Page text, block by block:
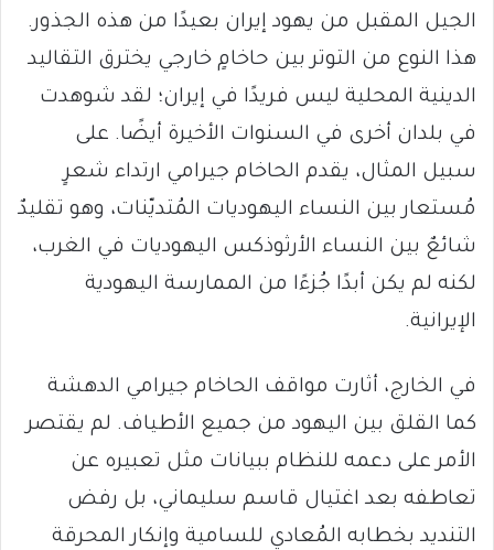
الجيل المقبل من يهود إيران بعيدًا من هذه الجذور.
هذا النوع من التوتر بين حاخامٍ خارجي يخترق التقاليد
الدينية المحلية ليس فريدًا في إيران؛ لقد شوهدت
في بلدان أخرى في السنوات الأخيرة أيضًا. على
سبيل المثال، يقدم الحاخام جيرامي ارتداء شعرٍ
مُستعار بين النساء اليهوديات المُتديّنات، وهو تقليدٌ
شائعٌ بين النساء الأرثوذكس اليهوديات في الغرب،
لكنه لم يكن أبدًا جُزءًا من الممارسة اليهودية
الإيرانية.
في الخارج، أثارت مواقف الحاخام جيرامي الدهشة
كما القلق بين اليهود من جميع الأطياف. لم يقتصر
الأمر على دعمه للنظام ببيانات مثل تعبيره عن
تعاطفه بعد اغتيال قاسم سليماني، بل رفض
التنديد بخطابه المُعادي للسامية وإنكار المحرقة